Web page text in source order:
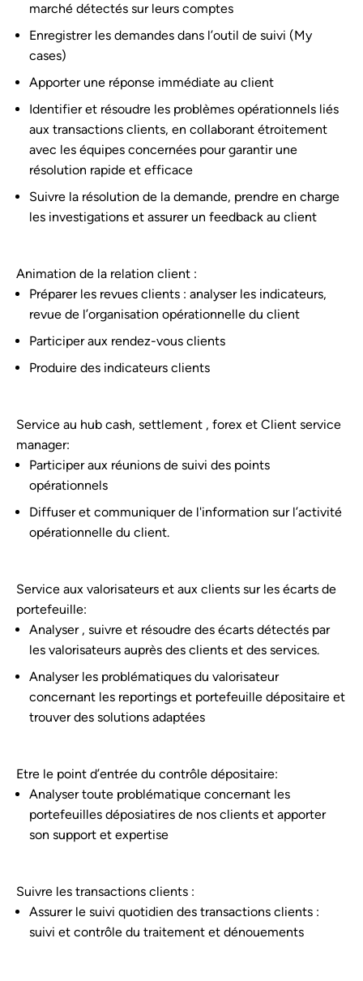
marché détectés sur leurs comptes
Enregistrer les demandes dans l’outil de suivi (My
cases)
Apporter une réponse immédiate au client
Identifier et résoudre les problèmes opérationnels liés
aux transactions clients, en collaborant étroitement
avec les équipes concernées pour garantir une
résolution rapide et efficace
Suivre la résolution de la demande, prendre en charge
les investigations et assurer un feedback au client
Animation de la relation client :
Préparer les revues clients : analyser les indicateurs,
revue de l’organisation opérationnelle du client
Participer aux rendez-vous clients
Produire des indicateurs clients
Service au hub cash, settlement , forex et Client service
manager:
Participer aux réunions de suivi des points
opérationnels
Diffuser et communiquer de l'information sur l’activité
opérationnelle du client.
Service aux valorisateurs et aux clients sur les écarts de
portefeuille:
Analyser , suivre et résoudre des écarts détectés par
les valorisateurs auprès des clients et des services.
Analyser les problématiques du valorisateur
concernant les reportings et portefeuille dépositaire et
trouver des solutions adaptées
Etre le point d’entrée du contrôle dépositaire:
Analyser toute problématique concernant les
portefeuilles déposiatires de nos clients et apporter
son support et expertise
Suivre les transactions clients :
Assurer le suivi quotidien des transactions clients :
suivi et contrôle du traitement et dénouements